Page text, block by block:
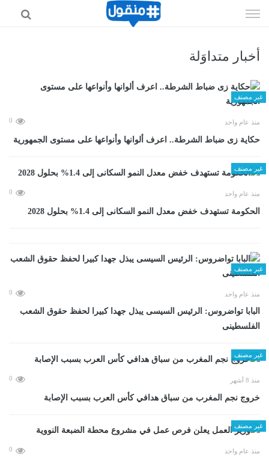
الى
أخبار متداوَلة
غير مصنف
منذ عام واحد 0
حكاية زى ضباط الشرطة.. اعرف ألوانها وأنواعها على مستوى الجمهورية
غير مصنف
منذ عام واحد 0
الحكومة تستهدف خفض معدل النمو السكانى إلى 1.4% بحلول 2028
غير مصنف
منذ عام واحد 0
البابا تواضروس: الرئيس السيسى يبذل جهدا كبيرا لحفظ حقوق الشعب
الفلسطينى
غير مصنف
منذ 8 أشهر 0
خروج نجم المغرب من سباق هدافي كأس العرب بسبب الإصابة
غير مصنف
منذ عام واحد 0